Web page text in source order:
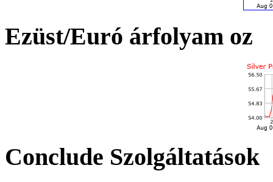
Ezüst/Euró árfolyam oz
Conclude Szolgáltatások